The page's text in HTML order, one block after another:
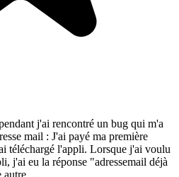
j'ai rencontré un bug qui m'a
mail : J'ai payé ma première
téléchargé l'appli. Lorsque j'ai voulu
j'ai eu la réponse "adressemail déjà
autre ...